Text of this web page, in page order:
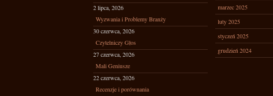
2 lipca, 2026
Wyzwania i Problemy Branży
30 czerwca, 2026
Czytelniczy Głos
27 czerwca, 2026
Mali Geniusze
22 czerwca, 2026
Recenzje i porównania
marzec 2025
luty 2025
styczeń 2025
grudzień 2024